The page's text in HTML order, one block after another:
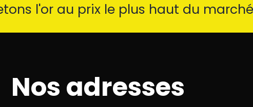
l'or au prix le plus haut du
Nos adresses